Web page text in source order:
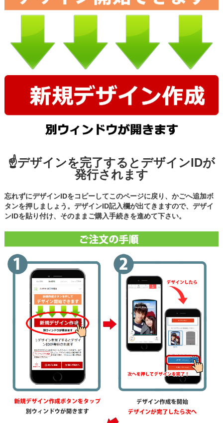
☝デザインを完了するとデザインIDが
発行されます
忘れずにデザインIDをコピーしてこのページに戻り、かごへ追加ボ
タンを押しましょう。デザインID記入欄が出てきますので、デザイ
ンIDを貼り付け、そのままご購入手続きを進めて下さい。